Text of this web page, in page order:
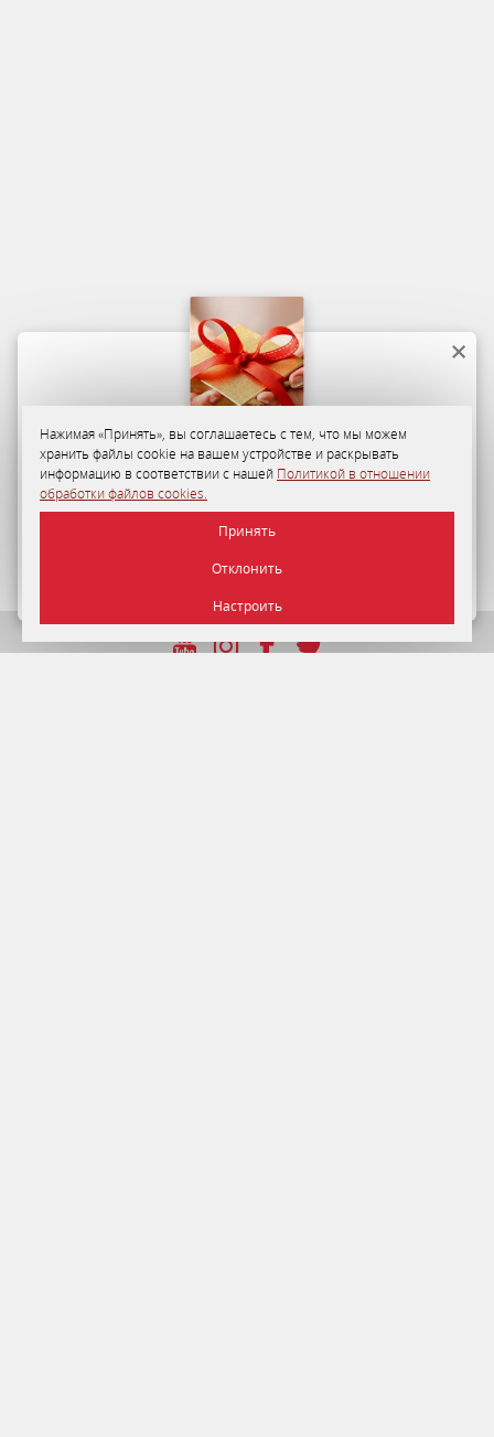
Нажимая «Принять», вы соглашаетесь с тем, что мы можем
хранить файлы cookie на вашем устройстве и раскрывать
информацию в соответствии с нашей Политикой в отношении
обработки файлов cookies.
Принять
Отклонить
Настроить
Программа лояльности
35-50%персональная скидка на размещение в «Отеле
«Минск» для гостей по Программе лояльности.
ПОДРОБНЕЕ